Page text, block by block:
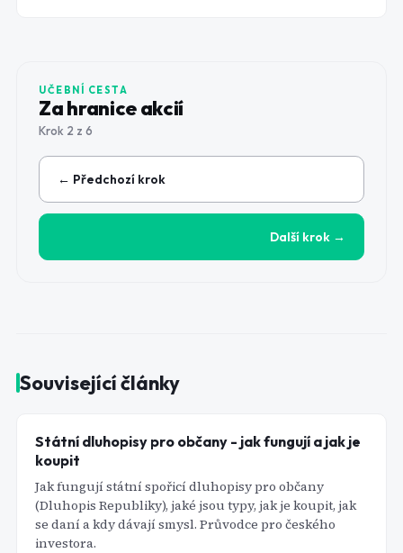
UČEBNÍ CESTA
Za hranice akcií
Krok 2 z 6
← Předchozí krok
Další krok →
Související články
Státní dluhopisy pro občany - jak fungují a jak je
koupit
Jak fungují státní spořicí dluhopisy pro občany
(Dluhopis Republiky), jaké jsou typy, jak je koupit, jak
se daní a kdy dávají smysl. Průvodce pro českého
investora.